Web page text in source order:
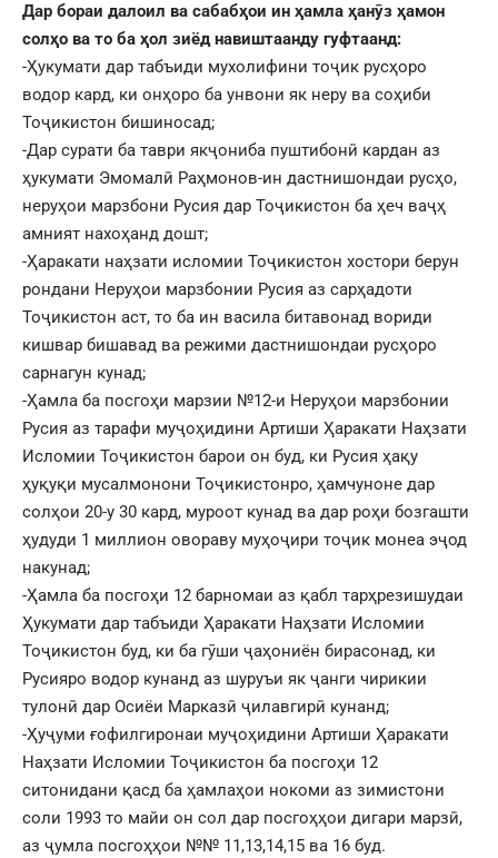
Дар бораи далоил ва сабабҳои ин ҳамла ҳанӯз ҳамон
солҳо ва то ба ҳол зиёд навиштаанду гуфтаанд:
-Ҳукумати дар табъиди мухолифини тоҷик русҳоро
водор кард, ки онҳоро ба унвони як неру ва соҳиби
Тоҷикистон бишиносад;
-Дар сурати ба таври якҷониба пуштибонӣ кардан аз
ҳукумати Эмомалӣ Раҳмонов-ин дастнишондаи русҳо,
неруҳои марзбони Русия дар Тоҷикистон ба ҳеч ваҷҳ
амният нахоҳанд дошт;
-Ҳаракати наҳзати исломии Тоҷикистон хостори берун
рондани Неруҳои марзбонии Русия аз сарҳадоти
Тоҷикистон аст, то ба ин васила битавонад вориди
кишвар бишавад ва режими дастнишондаи русҳоро
сарнагун кунад;
-Ҳамла ба посгоҳи марзии №12-и Неруҳои марзбонии
Русия аз тарафи муҷоҳидини Артиши Ҳаракати Наҳзати
Исломии Тоҷикистон барои он буд, ки Русия ҳақу
ҳуқуқи мусалмонони Тоҷикистонро, ҳамчуноне дар
солҳои 20-у 30 кард, муроот кунад ва дар роҳи бозгашти
ҳудуди 1 миллион овораву муҳоҷири тоҷик монеа эҷод
накунад;
-Ҳамла ба посгоҳи 12 барномаи аз қабл тарҳрезишудаи
Ҳукумати дар табъиди Ҳаракати Наҳзати Исломии
Тоҷикистон буд, ки ба гӯши ҷаҳониён бирасонад, ки
Русияро водор кунанд аз шуруъи як ҷанги чирикии
тулонӣ дар Осиёи Марказӣ ҷилавгирӣ кунанд;
-Ҳуҷуми ғофилгиронаи муҷоҳидини Артиши Ҳаракати
Наҳзати Исломии Тоҷикистон ба посгоҳи 12
ситонидани қасд ба ҳамлаҳои нокоми аз зимистони
соли 1993 то майи он сол дар посгоҳҳои дигари марзӣ,
аз ҷумла посгоҳҳои №№ 11,13,14,15 ва 16 буд.